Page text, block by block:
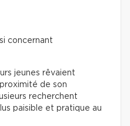
concernant
jeunes rêvaient
de son
recherchent
paisible et pratique au